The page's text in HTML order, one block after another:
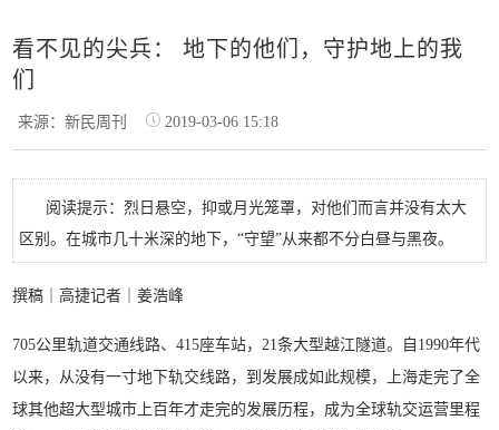
看不见的尖兵： 地下的他们，守护地上的我
们
来源：新民周刊 2019-03-06 15:18
阅读提示：烈日悬空，抑或月光笼罩，对他们而言并没有太大
区别。在城市几十米深的地下，“守望”从来都不分白昼与黑夜。
撰稿｜高捷记者｜姜浩峰
705公里轨道交通线路、415座车站，21条大型越江隧道。自1990年代
以来，从没有一寸地下轨交线路，到发展成如此规模，上海走完了全
球其他超大型城市上百年才走完的发展历程，成为全球轨交运营里程